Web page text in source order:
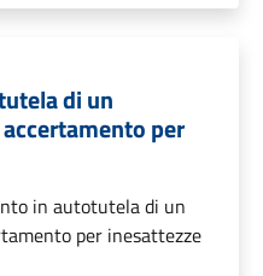
di un
per
in autotutela di un
per inesattezze